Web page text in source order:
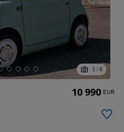
1 / 6
10 990 EUR